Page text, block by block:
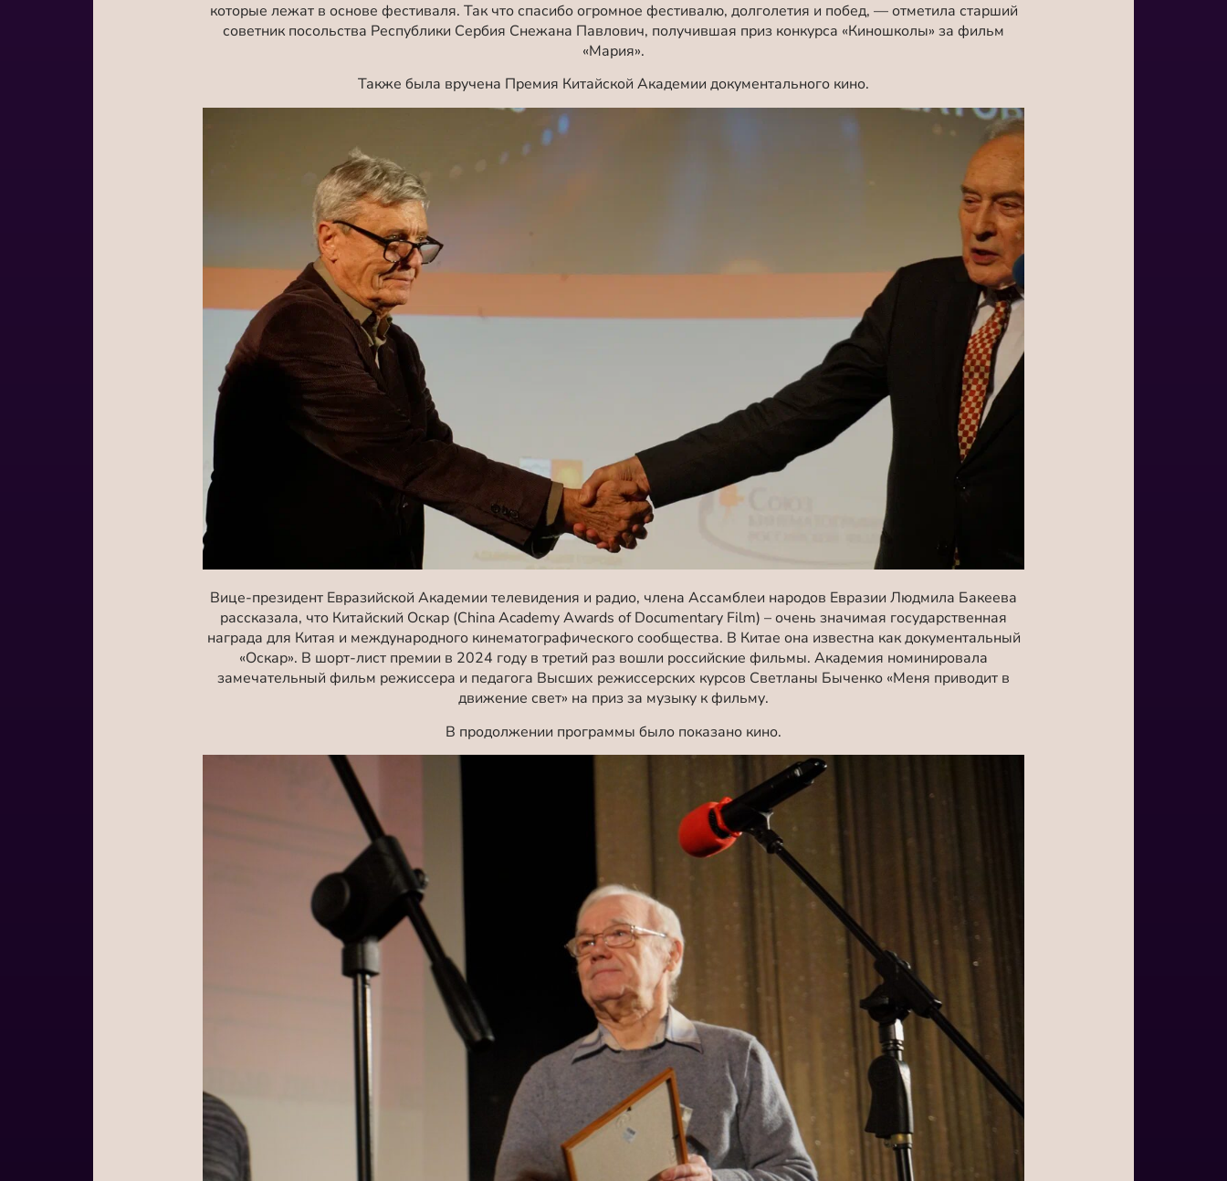
которые лежат в основе фестиваля. Так что спасибо огромное фестивалю, долголетия и побед, — отметила старший
советник посольства Республики Сербия Снежана Павлович, получившая приз конкурса «Киношколы» за фильм
«Мария».
Также была вручена Премия Китайской Академии документального кино.
Вице-президент Евразийской Академии телевидения и радио, члена Ассамблеи народов Евразии Людмила Бакеева
рассказала, что Китайский Оскар (Сhina Academy Awards of Documentary Film) – очень значимая государственная
награда для Китая и международного кинематографического сообщества. В Китае она известна как документальный
«Оскар». В шорт-лист премии в 2024 году в третий раз вошли российские фильмы. Академия номинировала
замечательный фильм режиссера и педагога Высших режиссерских курсов Светланы Быченко «Меня приводит в
движение свет» на приз за музыку к фильму.
В продолжении программы было показано кино.